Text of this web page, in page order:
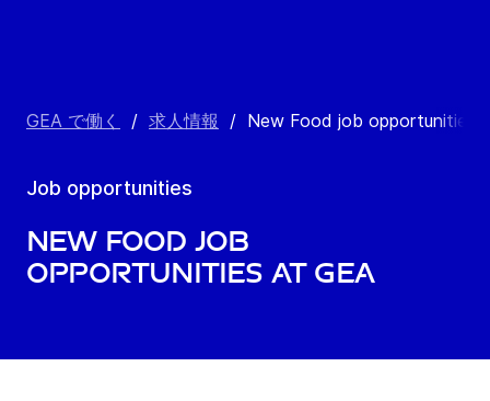
GEA で働く / 求人情報 / New Food job opportunities
Job opportunities
New Food job
opportunities at GEA